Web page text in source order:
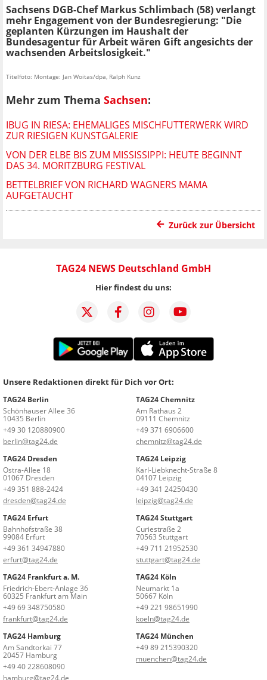
Sachsens DGB-Chef Markus Schlimbach (58) verlangt
mehr Engagement von der Bundesregierung: "Die
geplanten Kürzungen im Haushalt der
Bundesagentur für Arbeit wären Gift angesichts der
wachsenden Arbeitslosigkeit."
Titelfoto: Montage: Jan Woitas/dpa, Ralph Kunz
Mehr zum Thema Sachsen:
IBUG IN RIESA: EHEMALIGES MISCHFUTTERWERK WIRD
ZUR RIESIGEN KUNSTGALERIE
VON DER ELBE BIS ZUM MISSISSIPPI: HEUTE BEGINNT
DAS 34. MORITZBURG FESTIVAL
BETTELBRIEF VON RICHARD WAGNERS MAMA
AUFGETAUCHT
Zurück zur Übersicht
TAG24 NEWS Deutschland GmbH
Hier findest du uns:
Unsere Redaktionen direkt für Dich vor Ort:
TAG24 Berlin
Schönhauser Allee 36
10435 Berlin
+49 30 120880900
berlin@tag24.de
TAG24 Chemnitz
Am Rathaus 2
09111 Chemnitz
+49 371 6906600
chemnitz@tag24.de
TAG24 Dresden
Ostra-Allee 18
01067 Dresden
+49 351 888-2424
dresden@tag24.de
TAG24 Leipzig
Karl-Liebknecht-Straße 8
04107 Leipzig
+49 341 24250430
leipzig@tag24.de
TAG24 Erfurt
Bahnhofstraße 38
99084 Erfurt
+49 361 34947880
erfurt@tag24.de
TAG24 Stuttgart
Curiestraße 2
70563 Stuttgart
+49 711 21952530
stuttgart@tag24.de
TAG24 Frankfurt a. M.
Friedrich-Ebert-Anlage 36
60325 Frankfurt am Main
+49 69 348750580
frankfurt@tag24.de
TAG24 Köln
Neumarkt 1a
50667 Köln
+49 221 98651990
koeln@tag24.de
TAG24 Hamburg
Am Sandtorkai 77
20457 Hamburg
+49 40 228608090
TAG24 München
+49 89 215390320
muenchen@tag24.de